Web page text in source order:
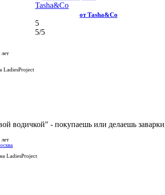
от Tasha&Co
5
5/5
LadiesProject
водичкой" - покупаешь или делаешь
LadiesProject